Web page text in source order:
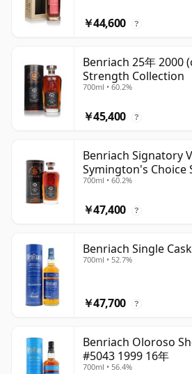
￥44,600 ?
Benriach 25年 2000
Strength Collection
700ml • 60.2%
￥45,400 ?
Benriach Signatory
Symington's Choice
25年
700ml • 60.2%
￥47,400 ?
Benriach Single
700ml • 52.7%
￥47,700 ?
Benriach Oloroso
#5043 1999 16年
700ml • 56.4%